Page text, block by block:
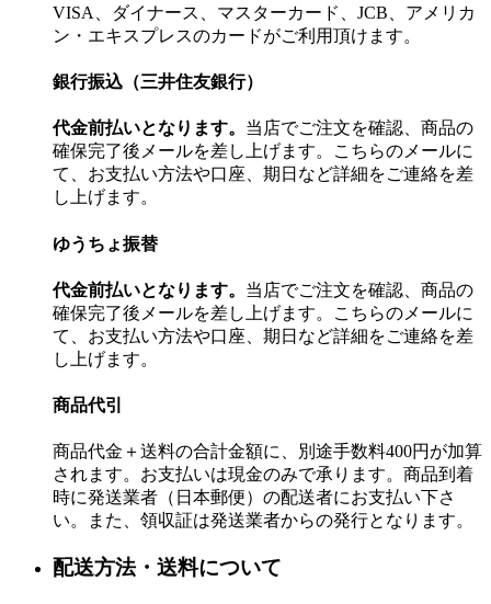
VISA、ダイナース、マスターカード、JCB、アメリカ
ン・エキスプレスのカードがご利用頂けます。
銀行振込（三井住友銀行）
代金前払いとなります。 当店でご注文を確認、商品の
確保完了後メールを差し上げます。こちらのメールに
て、お支払い方法や口座、期日など詳細をご連絡を差
し上げます。
ゆうちょ振替
代金前払いとなります。 当店でご注文を確認、商品の
確保完了後メールを差し上げます。こちらのメールに
て、お支払い方法や口座、期日など詳細をご連絡を差
し上げます。
商品代引
商品代金＋送料の合計金額に、別途手数料400円が加算
されます。お支払いは現金のみで承ります。商品到着
時に発送業者（日本郵便）の配送者にお支払い下さ
い。また、領収証は発送業者からの発行となります。
配送方法・送料について